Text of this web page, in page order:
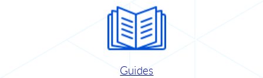
Guides